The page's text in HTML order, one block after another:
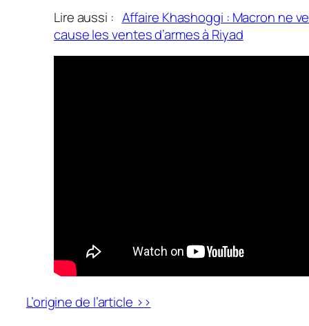
Lire aussi : Affaire Khashoggi : Macron ne
cause les ventes d’armes à Riyad
L’origine de l’article >>